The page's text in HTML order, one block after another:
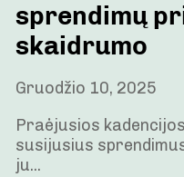
sprendimų
skaidrumo
Gruodžio 10, 2025
Praėjusios
susijusius
ju...